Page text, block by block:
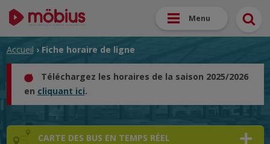
Menu
Accueil › Fiche horaire de ligne
Téléchargez les horaires de la saison 2025/2026
en cliquant ici.
CARTE DES BUS EN TEMPS RÉEL